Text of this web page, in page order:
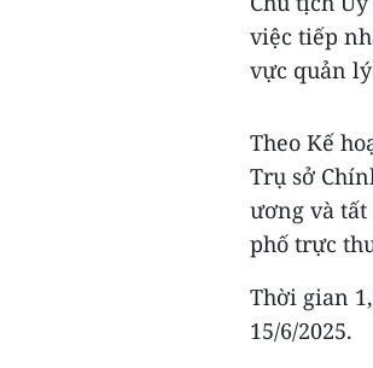
việc tiếp
vực quản
Theo Kế
Trụ sở
ương và tất
phố trực
Thời gian
15/6/2025.